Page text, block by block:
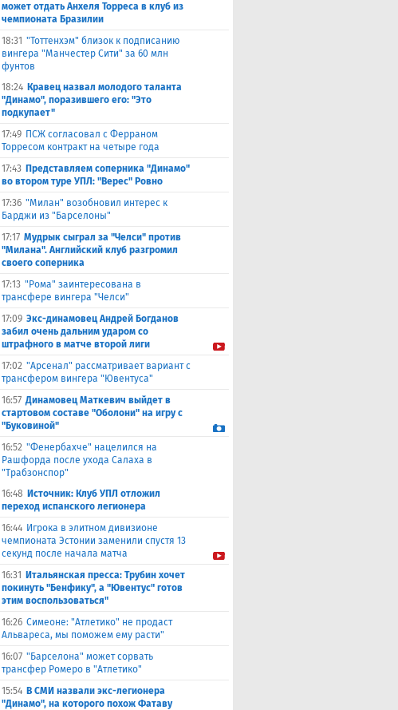
может отдать Анхеля Торреса в клуб из
чемпионата Бразилии
18:31 "Тоттенхэм" близок к подписанию
вингера "Манчестер Сити" за 60 млн
фунтов
18:24 Кравец назвал молодого таланта
"Динамо", поразившего его: "Это
подкупает"
17:49 ПСЖ согласовал с Ферраном
Торресом контракт на четыре года
17:43 Представляем соперника "Динамо"
во втором туре УПЛ: "Верес" Ровно
17:36 "Милан" возобновил интерес к
Барджи из "Барселоны"
17:17 Мудрык сыграл за "Челси" против
"Милана". Английский клуб разгромил
своего соперника
17:13 "Рома" заинтересована в
трансфере вингера "Челси"
17:09 Экс-динамовец Андрей Богданов
забил очень дальним ударом со
штрафного в матче второй лиги
17:02 "Арсенал" рассматривает вариант с
трансфером вингера "Ювентуса"
16:57 Динамовец Маткевич выйдет в
стартовом составе "Оболони" на игру с
"Буковиной"
16:52 "Фенербахче" нацелился на
Рашфорда после ухода Салаха в
"Трабзонспор"
16:48 Источник: Клуб УПЛ отложил
переход испанского легионера
16:44 Игрока в элитном дивизионе
чемпионата Эстонии заменили спустя 13
секунд после начала матча
16:31
Итальянская пресса: Трубин хочет
покинуть "Бенфику", а "Ювентус" готов
этим воспользоваться"
16:26 Симеоне: "Атлетико" не продаст
Альвареса, мы поможем ему расти"
16:07 "Барселона" может сорвать
трансфер Ромеро в "Атлетико"
15:54 В СМИ назвали экс-легионера
"Динамо", на которого похож Фатаву